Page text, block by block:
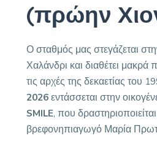
(πρώην
Ο σταθμός μας στεγάζεται
Χαλάνδρι και διαθέτει
τις αρχές της δεκαετίας του
2026εντάσσεται στην
SMILE, που
βρεφονηπιαγωγό Μαρία